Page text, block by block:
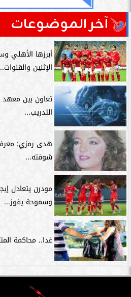
آخر الموضوعات
أبرزها الأهلي
الإثنين
تعاون بين معهد
التدريب...
هدى رمزي:
شوفته...
مودرن يتعادل
وسموحة يفوز...
غدا.. محاكمة